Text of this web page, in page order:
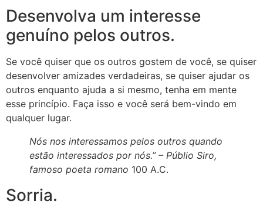
Desenvolva um interesse
genuíno pelos outros.
Se você quiser que os outros gostem de você, se quiser
desenvolver amizades verdadeiras, se quiser ajudar os
outros enquanto ajuda a si mesmo, tenha em mente
esse princípio. Faça isso e você será bem-vindo em
qualquer lugar.
Nós nos interessamos pelos outros quando
estão interessados por nós.” – Públio Siro,
famoso poeta romano 100 A.C.
Sorria.